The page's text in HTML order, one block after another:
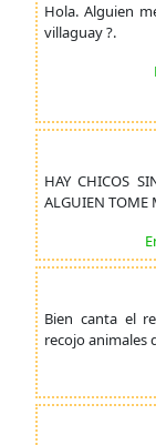
Hola. Alguien
villaguay ?.
HAY CHICOS
ALGUIEN TOME
Bien canta el
recojo animales